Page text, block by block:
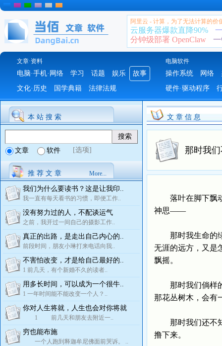
阿里云 - 计算，为了无法计算的价
云服务器爆款直降90%
分钟级部署 OpenClaw
文章·资料 电脑软件
电脑·手机·网络 学习 话题 娱乐
故事
文化·历史
国学典籍 法律法规
操作系统 网络
硬件·驱动程序
本 站 搜 索
文章 软件 [选项]
推 荐 文 章 More...
我们为什么要读书？这是让我印..
我一直有每天看书的习惯，即便工作..
没有努力过的人，不配谈运气
之前，我开过一间自己的摄影工作..
真正的出路，是走出自己内心的..
前段时间，朋友小琳打来电话向我..
不害怕改变，才是给自己最好的..
1 前几天，有个新婚不久的读者..
用多长时间，可以成为一个很牛..
1 一年时间能不能改变一个人？..
你对人生将就，人生也会对你将就
1 前几天和朋友去附近一..
穷也能布施
一个人跑到释迦牟尼佛面前哭诉。 ..
文 章 信 息
那时我
落叶在脚下飘动
神思——
那时我生命的绿
无涯的远方，又是
飘摇。
那时我们倘样的
那花丛树木，会有
那时我们还不知
撸下来。